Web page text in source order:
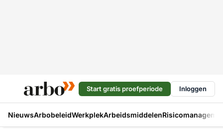
Start gratis proefperiode Inloggen
NieuwsArbobeleidWerkplekArbeidsmiddelen